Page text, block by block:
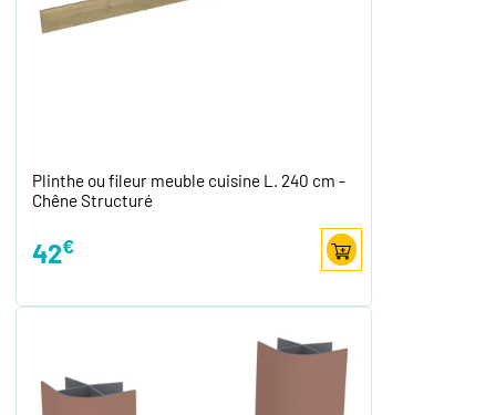
Plinthe ou fileur meuble cuisine L. 240 cm -
Chêne Structuré
42€